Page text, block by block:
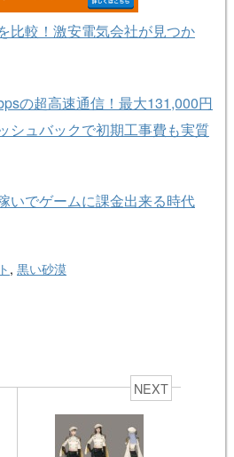
比較！激安電気会社が見つか
の超高速通信！最大131,000円
シュバックで初期工事費も実質
いでゲームに課金出来る時代
, 黒い砂漠
NEXT